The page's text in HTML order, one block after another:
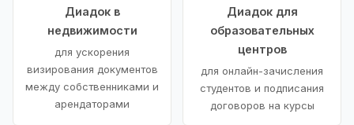
Диадок в
недвижимости
для ускорения
визирования документов
между собственниками и
арендаторами
Диадок для
образовательных
центров
для онлайн-зачисления
студентов и подписания
договоров на курсы